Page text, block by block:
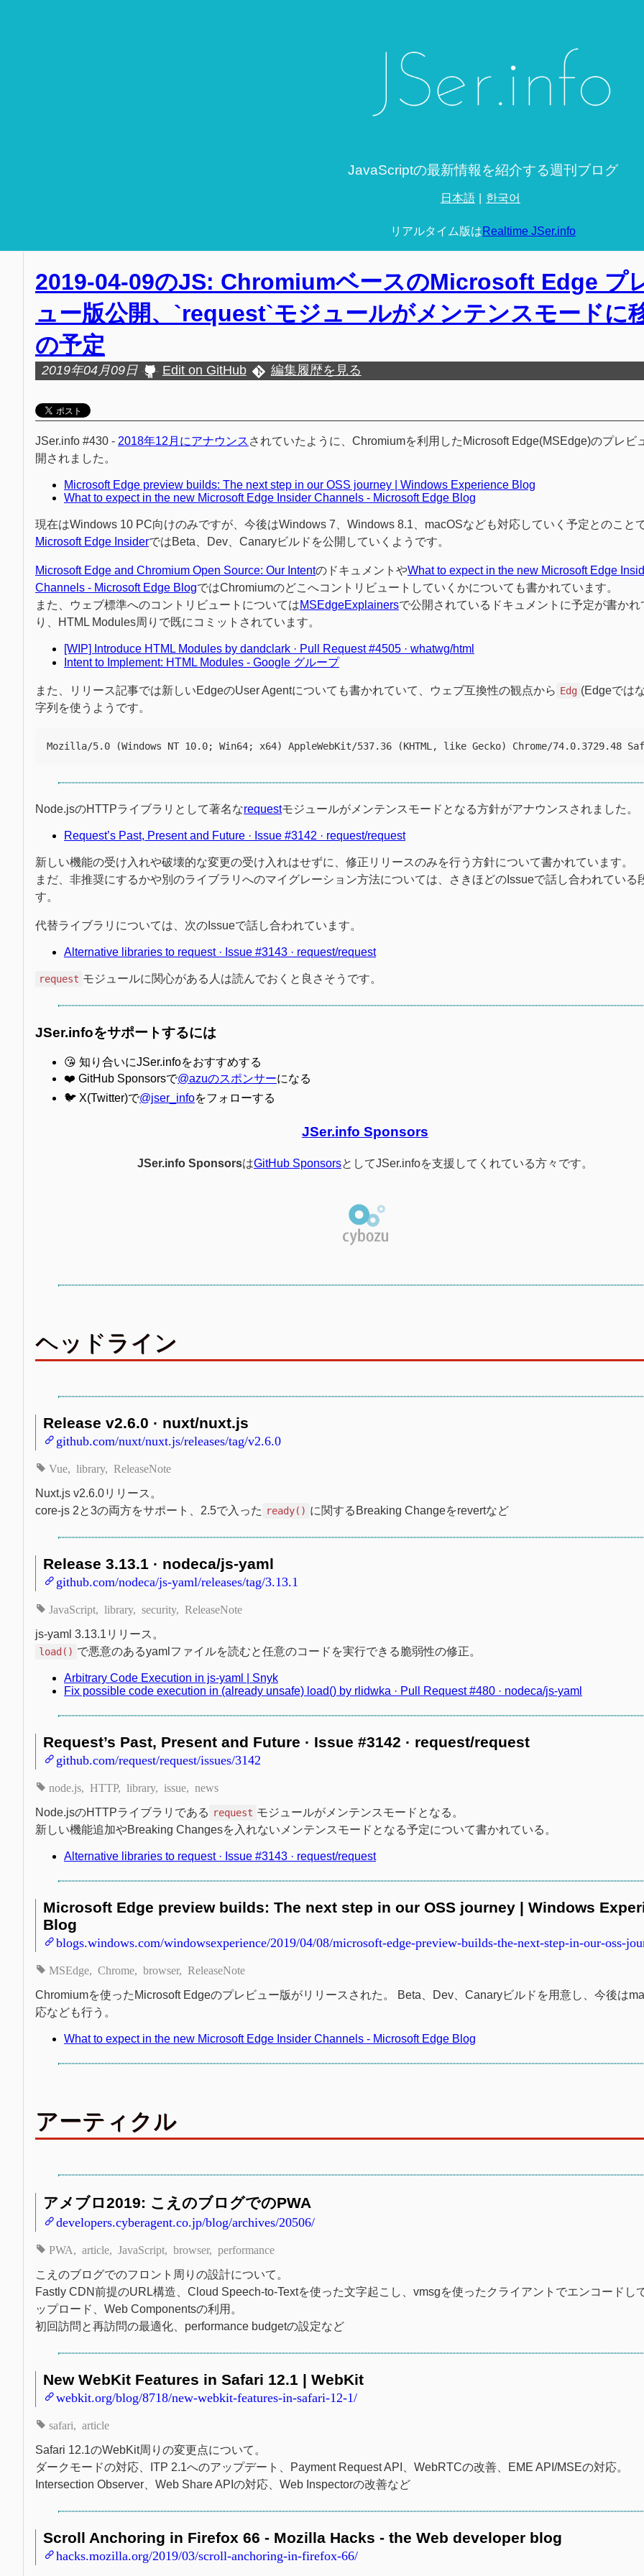
JavaScriptの最新情報を紹介する週刊ブログ
日本語 한국어
リアルタイム版はRealtime JSer.info
2019-04-09のJS: ChromiumベースのMicrosoft Edge プ
ュー版公開、`request`モジュールがメンテンスモードに
の予定
2019年04月09日 Edit on GitHub 編集履歴を見る
JSer.info #430 - 2018年12月にアナウンス されていたように、Chromiumを利用したMicrosoft Edge(MSEdge)のプレビ
開されました。
Microsoft Edge preview builds: The next step in our OSS journey | Windows Experience Blog
What to expect in the new Microsoft Edge Insider Channels - Microsoft Edge Blog
現在はWindows 10 PC向けのみですが、今後はWindows 7、Windows 8.1、macOSなども対応していく予定とのこと
Microsoft Edge InsiderではBeta、Dev、Canaryビルドを公開していくようです。
Microsoft Edge and Chromium Open Source: Our IntentのドキュメントやWhat to expect in the new Microsoft Edge
Channels - Microsoft Edge BlogではChromiumのどこへコントリビュートしていくかについても書かれています。
また、ウェブ標準へのコントリビュートについてはMSEdgeExplainersで公開されているドキュメントに予定が書かれ
り、HTML Modules周りで既にコミットされています。
[WIP] Introduce HTML Modules by dandclark · Pull Request #4505 · whatwg/html
Intent to Implement: HTML Modules - Google グループ
また、リリース記事では新しいEdgeのUser Agentについても書かれていて、ウェブ互換性の観点から Edg (Edgeでは
字列を使うようです。
Node.jsのHTTPライブラリとして著名なrequestモジュールがメンテンスモードとなる方針がアナウンスされました。
Request’s Past, Present and Future · Issue #3142 · request/request
新しい機能の受け入れや破壊的な変更の受け入れはせずに、修正リリースのみを行う方針について書かれています。
まだ、非推奨にするかや別のライブラリへのマイグレーション方法については、さきほどのIssueで話し合われている
す。
代替ライブラリについては、次のIssueで話し合われています。
Alternative libraries to request · Issue #3143 · request/request
request モジュールに関心がある人は読んでおくと良さそうです。
JSer.infoをサポートするには
😘 知り合いにJSer.infoをおすすめする
❤️ GitHub Sponsorsで@azuのスポンサーになる
🐦 X(Twitter)で@jser_infoをフォローする
JSer.info Sponsors
JSer.info SponsorsはGitHub SponsorsとしてJSer.infoを支援してくれている方々です。
ヘッドライン
Release v2.6.0 · nuxt/nuxt.js
github.com/nuxt/nuxt.js/releases/tag/v2.6.0
Vue library ReleaseNote
Nuxt.js v2.6.0リリース。
core-js 2と3の両方をサポート、2.5で入った ready() に関するBreaking Changeをrevertなど
Release 3.13.1 · nodeca/js-yaml
github.com/nodeca/js-yaml/releases/tag/3.13.1
JavaScript library security ReleaseNote
js-yaml 3.13.1リリース。
load() で悪意のあるyamlファイルを読むと任意のコードを実行できる脆弱性の修正。
Arbitrary Code Execution in js-yaml | Snyk
Fix possible code execution in (already unsafe) load() by rlidwka · Pull Request #480 · nodeca/js-yaml
Request’s Past, Present and Future · Issue #3142 · request/request
github.com/request/request/issues/3142
node.js HTTP library issue news
Node.jsのHTTPライブラリである request モジュールがメンテンスモードとなる。
新しい機能追加やBreaking Changesを入れないメンテンスモードとなる予定について書かれている。
Alternative libraries to request · Issue #3143 · request/request
Microsoft Edge preview builds: The next step in our OSS journey | Windows
Blog
blogs.windows.com/windowsexperience/2019/04/08/microsoft-edge-preview-builds-the-next-step-in-our-oss-
MSEdge Chrome browser ReleaseNote
Chromiumを使ったMicrosoft Edgeのプレビュー版がリリースされた。 Beta、Dev、Canaryビルドを用意し、今後は
応なども行う。
What to expect in the new Microsoft Edge Insider Channels - Microsoft Edge Blog
アーティクル
アメブロ2019: こえのブログでのPWA
developers.cyberagent.co.jp/blog/archives/20506/
PWA article JavaScript browser performance
こえのブログでのフロント周りの設計について。
Fastly CDN前提のURL構造、Cloud Speech-to-Textを使った文字起こし、vmsgを使ったクライアントでエンコードし
ップロード、Web Componentsの利用。
初回訪問と再訪問の最適化、performance budgetの設定など
New WebKit Features in Safari 12.1 | WebKit
webkit.org/blog/8718/new-webkit-features-in-safari-12-1/
safari article
Safari 12.1のWebKit周りの変更点について。
ダークモードの対応、ITP 2.1へのアップデート、Payment Request API、WebRTCの改善、EME API/MSEの対応。
Intersection Observer、Web Share APIの対応、Web Inspectorの改善など
Scroll Anchoring in Firefox 66 - Mozilla Hacks - the Web developer blog
hacks.mozilla.org/2019/03/scroll-anchoring-in-firefox-66/